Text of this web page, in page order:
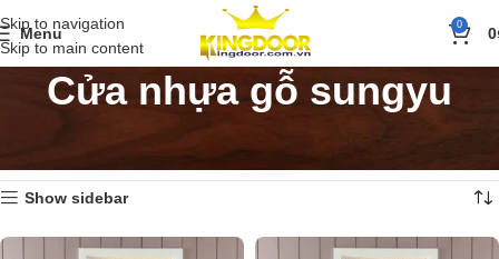
Skip to navigation
Skip to main content
Menu 0 0
Cửa nhựa gỗ sungyu
Show sidebar